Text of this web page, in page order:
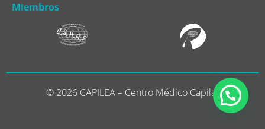
Miembros
© 2026 CAPILEA – Centro Médico Capilar